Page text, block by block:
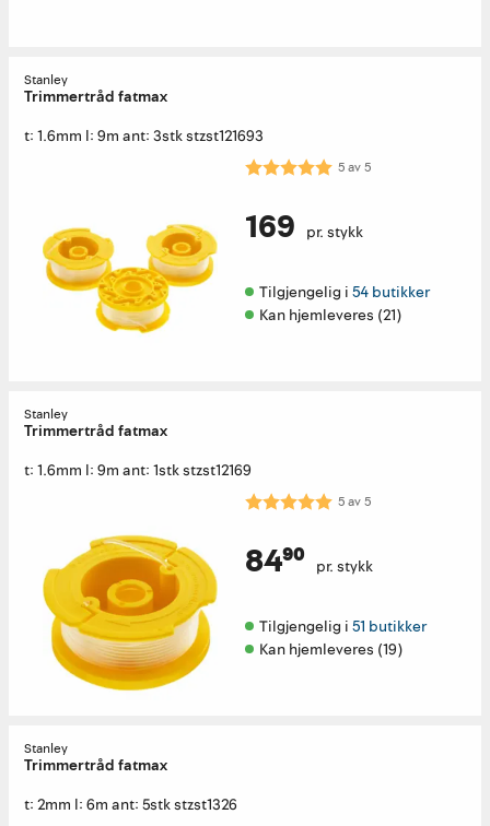
Stanley
Trimmertråd fatmax
t: 1.6mm l: 9m ant: 3stk stzst121693
Karakter: 5.0 av 5 mulige
5av5
169 pr. stykk
Tilgjengelig i 54 butikker
Kan hjemleveres (21)
Stanley
Trimmertråd fatmax
t: 1.6mm l: 9m ant: 1stk stzst12169
Karakter: 5.0 av 5 mulige
5av5
84⁹⁰ pr. stykk
Tilgjengelig i 51 butikker
Kan hjemleveres (19)
Stanley
Trimmertråd fatmax
t: 2mm l: 6m ant: 5stk stzst1326